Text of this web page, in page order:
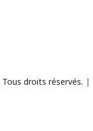
Tous droits réservés.